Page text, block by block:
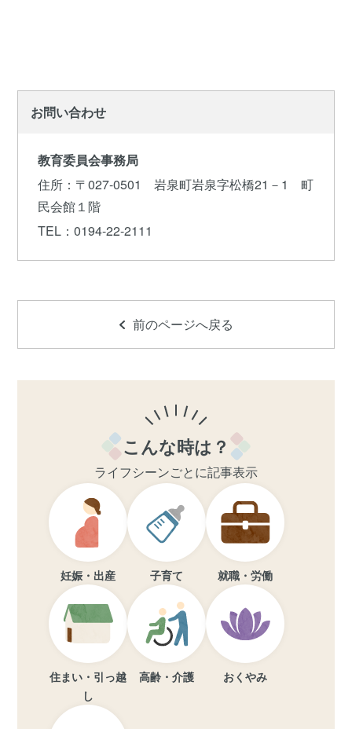
お問い合わせ
教育委員会事務局
住所 ：〒027-0501 岩泉町岩泉字松橋21－1 町
民会館１階
TEL ：0194-22-2111
前のページへ戻る
こんな時は？
ライフシーンごとに記事表示
妊娠・出産 子育て 就職・労働
住まい・引っ越
し
高齢・介護 おくやみ